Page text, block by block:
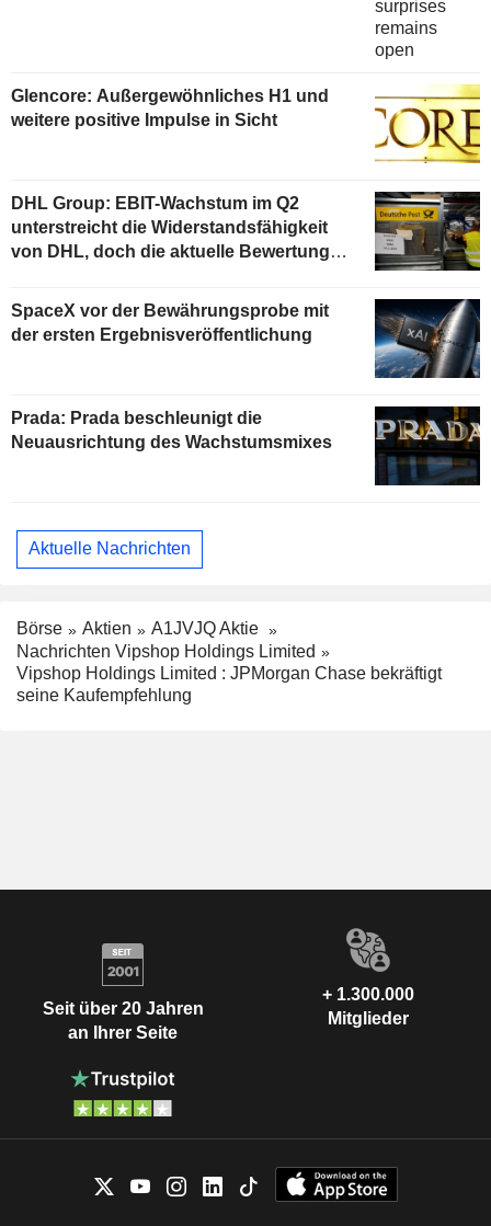
Glencore: Außergewöhnliches H1 und
weitere positive Impulse in Sicht
DHL Group: EBIT-Wachstum im Q2
unterstreicht die Widerstandsfähigkeit
von DHL, doch die aktuelle Bewertung
SpaceX vor der Bewährungsprobe mit
der ersten Ergebnisveröffentlichung
Prada: Prada beschleunigt die
Neuausrichtung des Wachstumsmixes
Aktuelle Nachrichten
Börse Aktien
A1JVJQ Aktie
Nachrichten Vipshop Holdings Limited
Vipshop Holdings Limited : JPMorgan Chase bekräftigt
seine Kaufempfehlung
Seit über 20 Jahren
an Ihrer Seite
+ 1.300.000
Mitglieder